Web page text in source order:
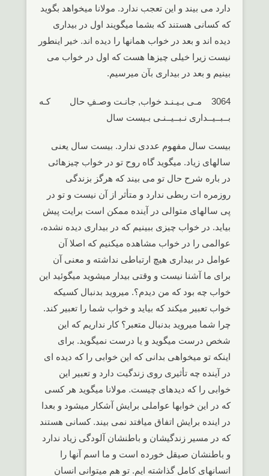
دارد می بیند و این تعجب ندارد. مولانا میخواهد بگوید
که کسانی هستند که بشما میگویند اول در بیداری
دیده اند و بعد در خواب همانها را دیده اند. خیر اینطور
نیست زیرا خیلی چیزها هست که اول در خواب می
بینیم و بعد در بیداری بآن میرسیم.
3064 مـی بـیـنـد خواب, جانـت وصـفِ حال کـه
بــبــیــداری نـبــیــنـی بـیست سال
بیست سال مفهوم عددی ندارد. بیست سال یعنی
سالهای زیاد. میگوید گاه روح تو در خواب چیزهائی
در باره شرح حال تو می بیند که هرگز بزندگی
روزمره ات ربطی ندارد و متأثر از آن نیست و تو در
پی سالهای متوالی در آینده ممکن است برایت پیش
بیاید. در خواب چیزی ببینیم که در بیداری دیده نشده،
عوالمی را در خواب مشاهده میکنیم که اصلا آن
عوامل در بیداری هیچ ارتباطی نداشته و معنی آن
برای ما آشنا نیست و وقتی بیدار میشوید میگوئید این
خواب چه بود که من دیدم؟. میروید بدنبال کسیکه
خواب تعبیر میکند که بیاید و خواب شما را تعبیر کند.
چرا شما میروید بدنبال متعبر؟ کار نداریم که این
شخص درست میگوید و یا درست نمیگوید. برای
اینکه تو میخواهی بدانی که این خوابی را که دیده ای
در آینده چه تأثیری روی زندگیت دارد و تعبیر این
خوابی را که دیدهای چیست. مولانا میگوید هر کسی
که در این خوابها عواملی برایش آشکار میشود و بعدا
در اینده برایش اتفاق میافتد نمی بیند. کسانی هستند
که در مسیر زندگیشان و باطنشان آلودگی زیاد ندارد
و باطنشان صیقل خورده است و ما اسم آنها را
انسانهای کامل گذاشته ایم. تو هم میتوانی انسان